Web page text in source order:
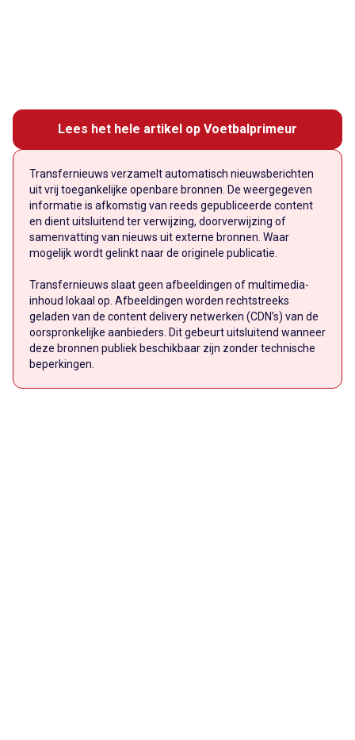
Lees het hele artikel op Voetbalprimeur
Transfernieuws verzamelt automatisch nieuwsberichten
uit vrij toegankelijke openbare bronnen. De weergegeven
informatie is afkomstig van reeds gepubliceerde content
en dient uitsluitend ter verwijzing, doorverwijzing of
samenvatting van nieuws uit externe bronnen. Waar
mogelijk wordt gelinkt naar de originele publicatie.
Transfernieuws slaat geen afbeeldingen of multimedia-
inhoud lokaal op. Afbeeldingen worden rechtstreeks
geladen van de content delivery netwerken (CDN’s) van de
oorspronkelijke aanbieders. Dit gebeurt uitsluitend wanneer
deze bronnen publiek beschikbaar zijn zonder technische
beperkingen.